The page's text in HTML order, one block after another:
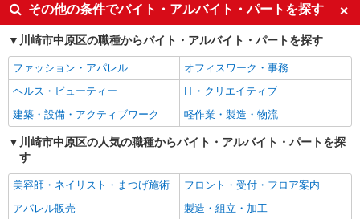
友達と応募OK
職場見学OKまたは説明会あり
未経験歓迎
経験者・有資格者歓迎
女性活躍中
主婦・主夫歓迎
フリーター歓迎
学歴不問
ブランクOK
ミドル（40代～）活躍中
エルダー（50代～）活躍中
昇給あり
禁煙・分煙
自転車通勤OK
残業ほぼなし
副業・WワークOK
転勤なし
その他の条件でバイト・アルバイト・パートを探す
川崎市中原区の職種からバイト・アルバイト・パートを探す
ファッション・アパレル
オフィスワーク・事務
ヘルス・ビューティー
IT・クリエイティブ
建築・設備・アクティブワーク
軽作業・製造・物流
川崎市中原区の人気の職種からバイト・アルバイト・パートを探
す
美容師・ネイリスト・まつげ施術
フロント・受付・フロア案内
アパレル販売
製造・組立・加工